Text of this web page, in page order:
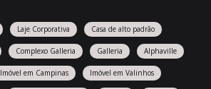
Laje Corporativa Casa de alto padrão
Complexo Galleria Galleria Alphaville
Imóvel em Campinas Imóvel em Valinhos